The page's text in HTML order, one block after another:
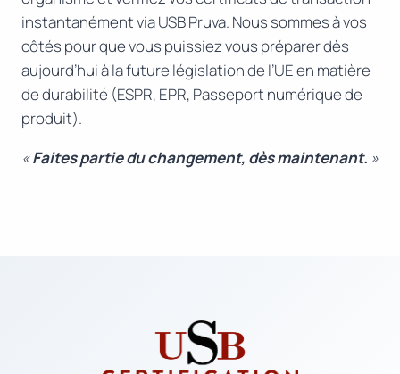
instantanément via USB Pruva. Nous sommes à vos
côtés pour que vous puissiez vous préparer dès
aujourd’hui à la future législation de l’UE en matière
de durabilité (ESPR, EPR, Passeport numérique de
produit).
«Faites partie du changement, dès maintenant. »